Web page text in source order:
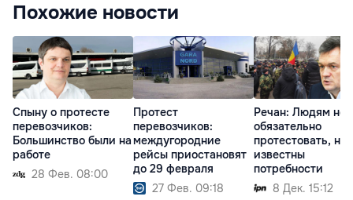
Похожие новости
Спыну о протесте
перевозчиков:
Большинство были на
работе
28 Фев. 08:00
Протест
перевозчиков:
междугородние
рейсы приостановят
до 29 февраля
27 Фев. 09:18
Речан: Людям не
обязательно
протестовать,
известны
потребности
8 Дек. 15:12